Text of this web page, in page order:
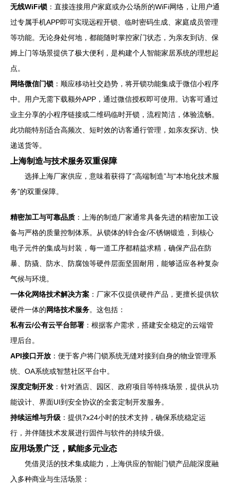
无线WiFi锁 ：直接连接用户家庭或办公场所的WiFi网络，让用户通
过专属手机APP即可实现远程开锁、临时密码生成、家庭成员管理
等功能。无论身处何地，都能随时掌控家门状态，为亲友到访、保
姆上门等场景提供了极大便利，是构建个人智能家居系统的理想起
点。
网络微信门锁 ：顺应移动社交趋势，将开锁功能集成于微信小程序
中。用户无需下载额外APP，通过微信授权即可使用。访客可通过
业主分享的小程序链接或二维码临时开锁，流程简洁，体验流畅。
此功能特别适合高频次、短时效的访客通行管理，如亲友探访、快
递送货等。
上海制造与技术服务双重保障
选择上海厂家供应，意味着获得了“高端制造”与“本地化技术服
务”的双重保障。
精密加工与可靠品质 ：上海的制造厂家通常具备先进的精密加工设
备与严格的质量控制体系。从锁体的锌合金/不锈钢锻造，到核心
电子元件的集成与封装，每一道工序都精益求精，确保产品在防
暴、防撬、防水、防腐蚀等硬件层面坚固耐用，能够适应各种复杂
气候与环境。
一体化网络技术解决方案 ：厂家不仅提供硬件产品，更擅长提供软
硬件一体的网络技术服务。这包括：
私有云/公有云平台部署 ：根据客户需求，搭建安全稳定的云端管
理后台。
API接口开放 ：便于客户将门锁系统无缝对接到自身的物业管理系
统、OA系统或智慧社区平台中。
深度定制开发 ：针对酒店、园区、政府项目等特殊场景，提供从功
能设计、界面UI到安全协议的全套定制开发服务。
持续运维与升级 ：提供7x24小时的技术支持，确保系统稳定运
行，并伴随技术发展进行固件与软件的持续升级。
应用场景广泛，赋能多元业态
凭借灵活的技术集成能力，上海供应的智能门锁产品能深度融
入多种商业与生活场景：